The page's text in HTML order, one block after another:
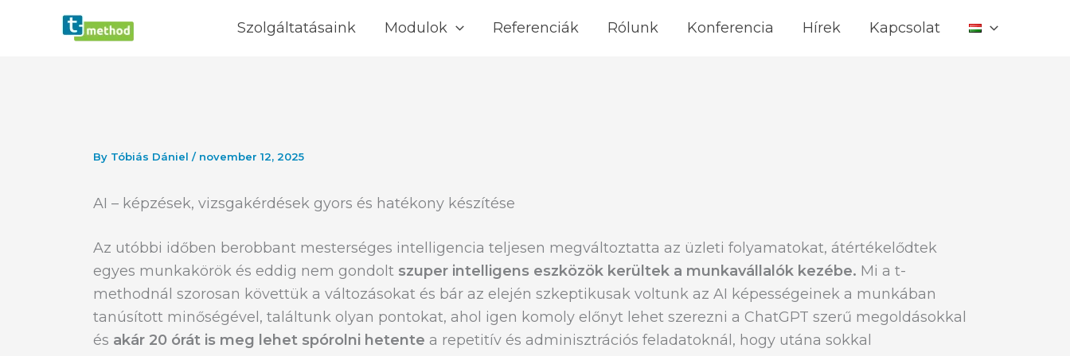
Szolgáltatásaink Modulok Referenciák Rólunk Konferencia Hírek Kapcsolat
By Tóbiás Dániel / november 12, 2025
AI – képzések, vizsgakérdések gyors és hatékony készítése
Az utóbbi időben berobbant mesterséges intelligencia teljesen megváltoztatta az üzleti folyamatokat, átértékelődtek
egyes munkakörök és eddig nem gondolt szuper intelligens eszközök kerültek a munkavállalók kezébe. Mi a t-
methodnál szorosan követtük a változásokat és bár az elején szkeptikusak voltunk az AI képességeinek a munkában
tanúsított minőségével, találtunk olyan pontokat, ahol igen komoly előnyt lehet szerezni a ChatGPT szerű megoldásokkal
és akár 20 órát is meg lehet spórolni hetente a repetitív és adminisztrációs feladatoknál, hogy utána sokkal